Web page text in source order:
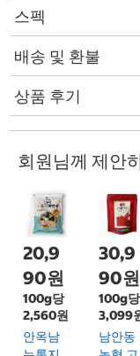
스펙
배송 및 환불
상품 후기
회원님께 제안
20,9
90원
100g당
2,560원
안옥남
30,9
90원
100g당
3,099
남안동